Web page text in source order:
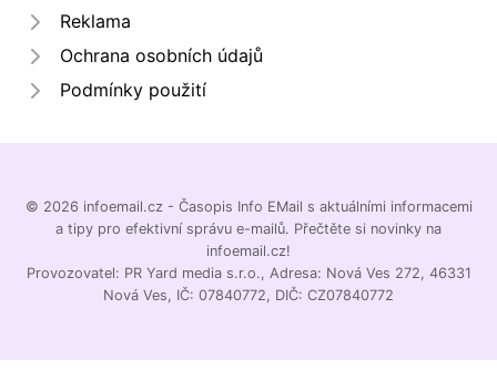
Reklama
Ochrana osobních údajů
Podmínky použití
© 2026 infoemail.cz - Časopis Info EMail s aktuálními informacemi
a tipy pro efektivní správu e-mailů. Přečtěte si novinky na
infoemail.cz!
Provozovatel: PR Yard media s.r.o., Adresa: Nová Ves 272, 46331
Nová Ves, IČ: 07840772, DIČ: CZ07840772